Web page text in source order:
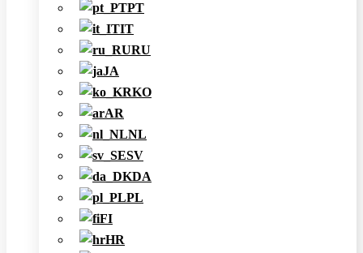
PT
IT
RU
JA
KO
AR
NL
SV
DA
PL
FI
HR